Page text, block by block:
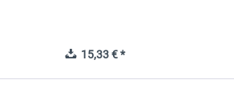
15,33 € *